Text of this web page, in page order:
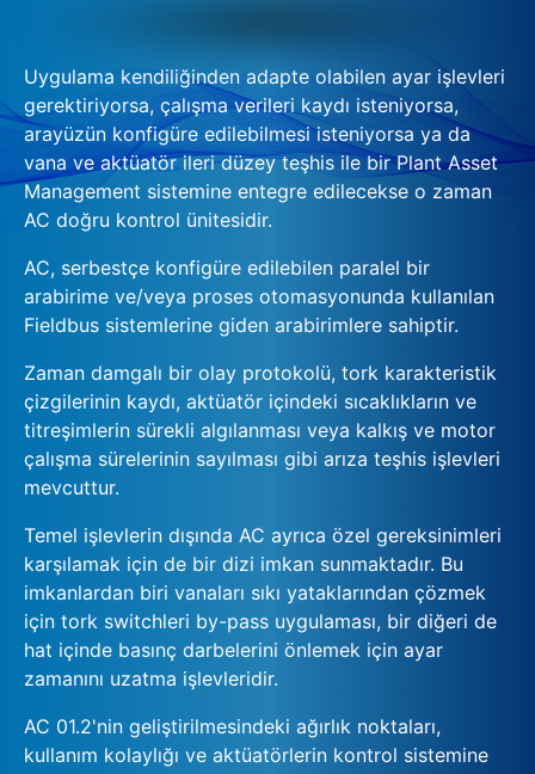
Uygulama kendiliğinden adapte olabilen ayar işlevleri
gerektiriyorsa, çalışma verileri kaydı isteniyorsa,
arayüzün konfigüre edilebilmesi isteniyorsa ya da
vana ve aktüatör ileri düzey teşhis ile bir Plant Asset
Management sistemine entegre edilecekse o zaman
AC doğru kontrol ünitesidir.
AC, serbestçe konfigüre edilebilen paralel bir
arabirime ve/veya proses otomasyonunda kullanılan
Fieldbus sistemlerine giden arabirimlere sahiptir.
Zaman damgalı bir olay protokolü, tork karakteristik
çizgilerinin kaydı, aktüatör içindeki sıcaklıkların ve
titreşimlerin sürekli algılanması veya kalkış ve motor
çalışma sürelerinin sayılması gibi arıza teşhis işlevleri
mevcuttur.
Temel işlevlerin dışında AC ayrıca özel gereksinimleri
karşılamak için de bir dizi imkan sunmaktadır. Bu
imkanlardan biri vanaları sıkı yataklarından çözmek
için tork switchleri by-pass uygulaması, bir diğeri de
hat içinde basınç darbelerini önlemek için ayar
zamanını uzatma işlevleridir.
AC 01.2'nin geliştirilmesindeki ağırlık noktaları,
kullanım kolaylığı ve aktüatörlerin kontrol sistemine